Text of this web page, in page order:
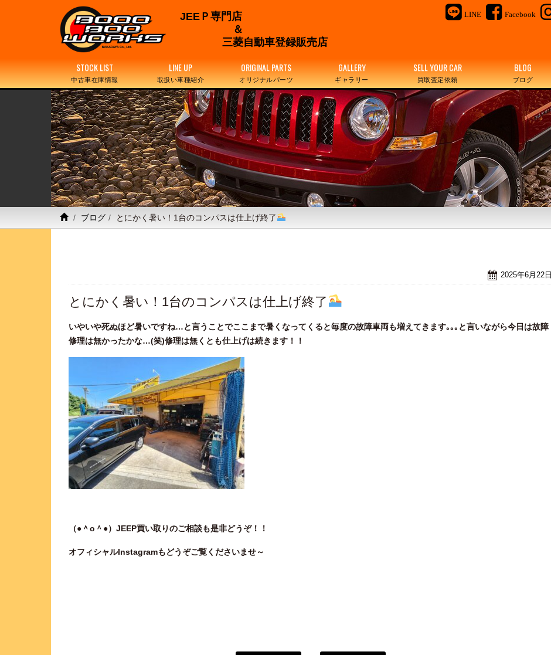
LINE Facebook
JEEＰ専門店
＆
三菱自動車登録販売店
STOCK LIST
中古車在庫情報
LINE UP
取扱い車種紹介
ORIGINAL PARTS
オリジナルパーツ
GALLERY
ギャラリー
SELL YOUR CAR
買取査定依頼
BLOG
ブログ
ブログ とにかく暑い！1台のコンパスは仕上げ終了
2025年6月22日
とにかく暑い！1台のコンパスは仕上げ終了
いやいや死ぬほど暑いですね…と言うことでここまで暑くなってくると毎度の故障車両も増えてきます｡｡｡と言いながら今日は故障
修理は無かったかな…(笑)修理は無くとも仕上げは続きます！！
（●＾o＾●）JEEP買い取りのご相談も是非どうぞ！！
オフィシャルInstagramもどうぞご覧くださいませ～